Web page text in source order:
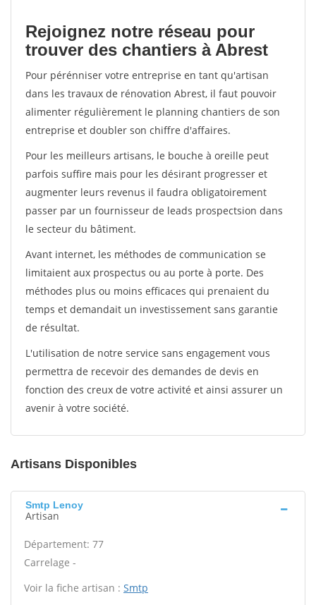
Rejoignez notre réseau pour
trouver des chantiers à Abrest
Pour pérénniser votre entreprise en tant qu'artisan
dans les travaux de rénovation Abrest, il faut pouvoir
alimenter régulièrement le planning chantiers de son
entreprise et doubler son chiffre d'affaires.
Pour les meilleurs artisans, le bouche à oreille peut
parfois suffire mais pour les désirant progresser et
augmenter leurs revenus il faudra obligatoirement
passer par un fournisseur de leads prospectsion dans
le secteur du bâtiment.
Avant internet, les méthodes de communication se
limitaient aux prospectus ou au porte à porte. Des
méthodes plus ou moins efficaces qui prenaient du
temps et demandait un investissement sans garantie
de résultat.
L'utilisation de notre service sans engagement vous
permettra de recevoir des demandes de devis en
fonction des creux de votre activité et ainsi assurer un
avenir à votre société.
Artisans Disponibles
Smtp Lenoy
Artisan
Département: 77
Carrelage -
Voir la fiche artisan : Smtp